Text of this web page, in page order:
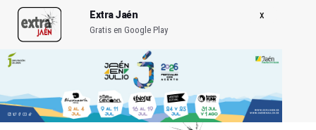
Extra Jaén
Gratis en Google Play